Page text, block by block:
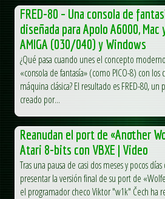
FRED-80 – Una consola de
diseñada para Apolo A6000, Mac
AMIGA (030/040) y Windows
¿Qué pasa cuando unes el concepto
«consola de fantasía» (como PICO-8) con los
máquina clásica? El resultado es FRED-80, un
creado por...
Reanudan el port de «Another
Atari 8-bits con VBXE | Video
Tras una pausa de casi dos meses y pocos
presentar la versión final de su port de
el programador checo Viktor "w1k" Čech ha